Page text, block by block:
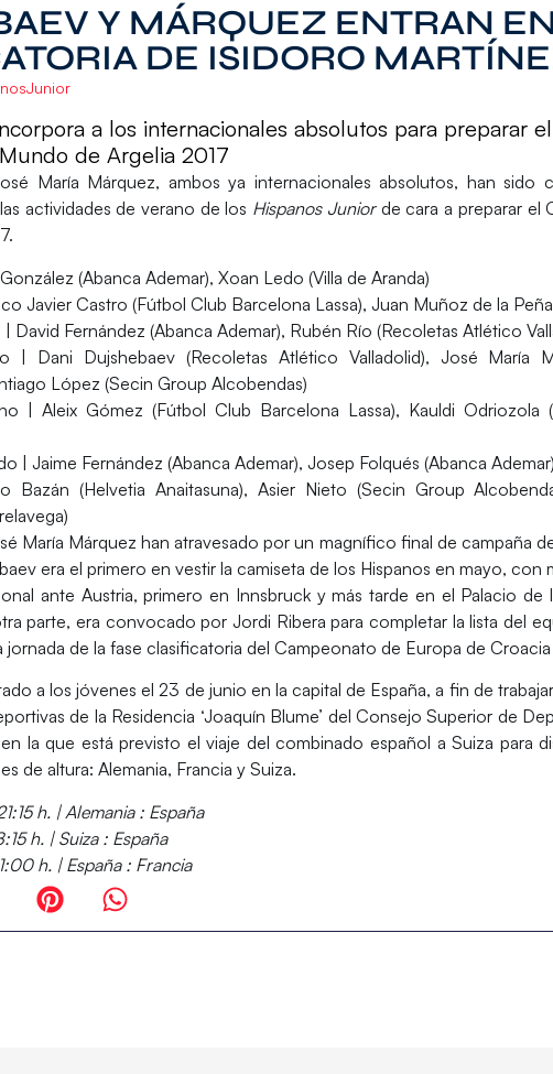
Y MÁRQUEZ ENTRAN
DE ISIDORO
a los internacionales absolutos para preparar el
de Argelia 2017
María Márquez, ambos ya internacionales absolutos, han sido
actividades de verano de los Hispanos Juniorde cara a preparar el
(Abanca Ademar), Xoan Ledo (Villa de Aranda)
Javier Castro (Fútbol Club Barcelona Lassa), Juan Muñoz de la
| David Fernández (Abanca Ademar), Rubén Río (Recoletas Atlético
| Dani Dujshebaev (Recoletas Atlético Valladolid), José María
López (Secin Group Alcobendas)
| Aleix Gómez (Fútbol Club Barcelona Lassa), Kauldi Odriozola
| Jaime Fernández (Abanca Ademar), Josep Folqués (Abanca Ademar)
Bazán (Helvetia Anaitasuna), Asier Nieto (Secin Group
María Márquez han atravesado por un magnífico final de campaña
era el primero en vestir la camiseta de los Hispanos en mayo, con
ante Austria, primero en Innsbruck y más tarde en el Palacio de
parte, era convocado por Jordi Ribera para completar la lista del
jornada de la fase clasificatoria del Campeonato de Europa de
a los jóvenes el 23 de junio en la capital de España, a fin de
de la Residencia ‘Joaquín Blume’ del Consejo Superior de
la que está previsto el viaje del combinado español a Suiza para
de altura: Alemania, Francia y Suiza.
h. | Alemania : España
h. | Suiza : España
h. | España : Francia